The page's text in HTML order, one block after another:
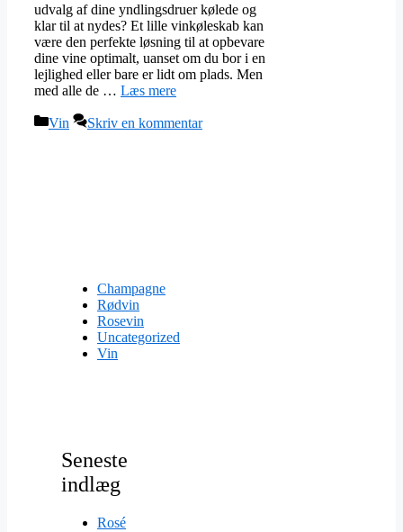
udvalg af dine yndlingsdruer kølede og
klar til at nydes? Et lille vinkøleskab kan
være den perfekte løsning til at opbevare
dine vine optimalt, uanset om du bor i en
lejlighed eller bare er lidt om plads. Men
med alle de … Læs mere
Kategorier
Vin Skriv en kommentar
Champagne
Rødvin
Rosevin
Uncategorized
Vin
Seneste
indlæg
Rosé